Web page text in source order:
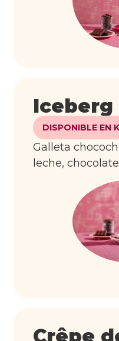
Iceberg
DISPONIBLE EN
Galleta
leche,
Crêpe